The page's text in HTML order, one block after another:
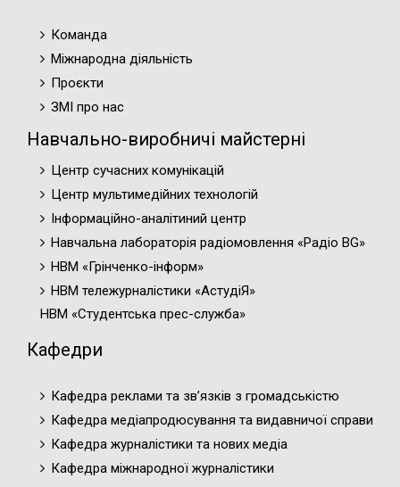
Команда
Міжнародна діяльність
Проєкти
ЗМІ про нас
Навчально-виробничі майстерні
Центр сучасних комунікацій
Центр мультимедійних технологій
Інформаційно-аналітиний центр
Навчальна лабораторія радіомовлення «Радіо BG»
НВМ «Грінченко-інформ»
НВМ тележурналістики «АстудіЯ»
НВМ «Студентська прес-служба»
Кафедри
Кафедра реклами та зв’язків з громадськістю
Кафедра медіапродюсування та видавничої справи
Кафедра журналістики та нових медіа
Кафедра міжнародної журналістики